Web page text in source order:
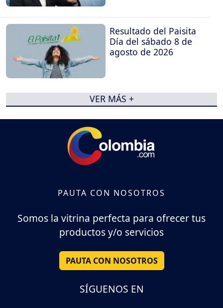
Resultado del Paisita
Día del sábado 8 de
agosto de 2026
VER MÁS +
PAUTA CON NOSOTROS
Somos la vitrina perfecta para ofrecer tus
productos y/o servicios
PAUTA CON NOSOTROS
SÍGUENOS EN